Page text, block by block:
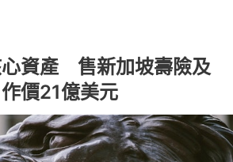
資產 售新加坡壽險及
價21億美元